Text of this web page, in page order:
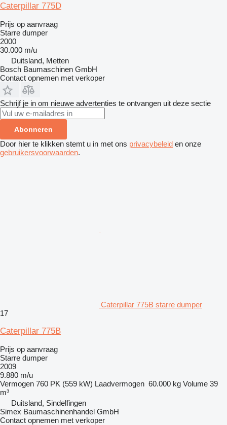
Caterpillar 775D
Prijs op aanvraag
Starre dumper
2000
30.000 m/u
Duitsland, Metten
Bosch Baumaschinen GmbH
Contact opnemen met verkoper
Schrijf je in om nieuwe advertenties te ontvangen uit deze sectie
Abonneren
Door hier te klikken stemt u in met ons privacybeleid en onze
gebruikersvoorwaarden.
Caterpillar 775B starre dumper
17
Caterpillar 775B
Prijs op aanvraag
Starre dumper
2009
9.880 m/u
Vermogen 760 PK (559 kW) Laadvermogen 60.000 kg Volume 39
m³
Duitsland, Sindelfingen
Simex Baumaschinenhandel GmbH
Contact opnemen met verkoper